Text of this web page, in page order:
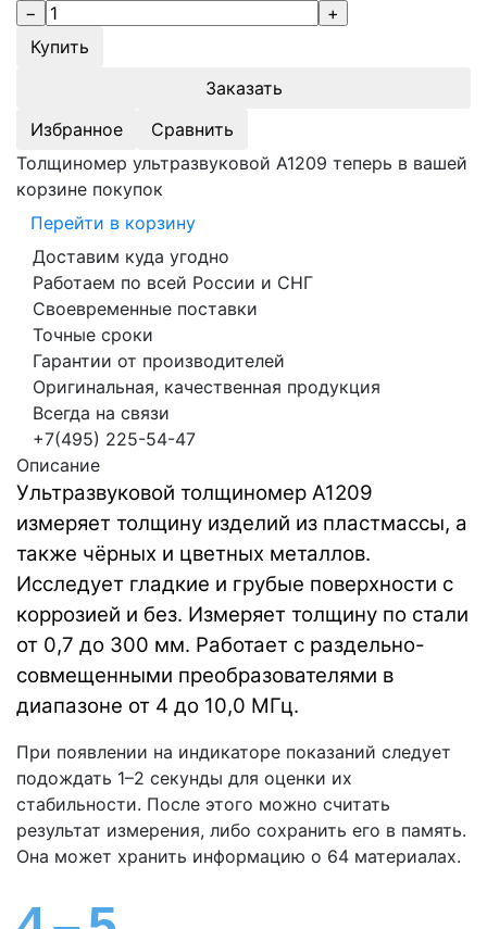
Заказать
Избранное
Сравнить
Толщиномер ультразвуковой А1209 теперь в вашей
корзине покупок
Перейти в корзину
Доставим куда угодно
Работаем по всей России и СНГ
Своевременные поставки
Точные сроки
Гарантии от производителей
Оригинальная, качественная продукция
Всегда на связи
+7(495) 225-54-47
Описание
Ультразвуковой толщиномер А1209
измеряет толщину изделий из пластмассы, а
также чёрных и цветных металлов.
Исследует гладкие и грубые поверхности с
коррозией и без. Измеряет толщину по стали
от 0,7 до 300 мм. Работает с раздельно-
совмещенными преобразователями в
диапазоне от 4 до 10,0 МГц.
При появлении на индикаторе показаний следует
подождать 1–2 секунды для оценки их
стабильности. После этого можно считать
результат измерения, либо сохранить его в память.
Она может хранить информацию о 64 материалах.